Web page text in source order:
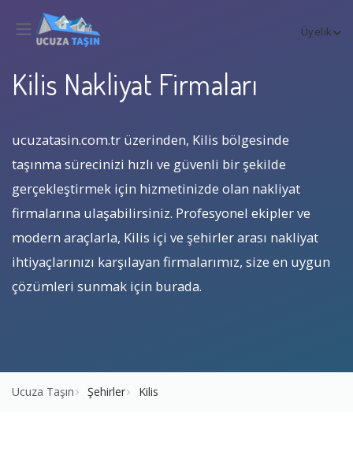
Üyelik
Kilis Nakliyat Firmaları
ucuzatasin.com.tr üzerinden, Kilis bölgesinde
taşınma sürecinizi hızlı ve güvenli bir şekilde
gerçekleştirmek için hizmetinizde olan nakliyat
firmalarına ulaşabilirsiniz. Profesyonel ekipler ve
modern araçlarla, Kilis içi ve şehirler arası nakliyat
ihtiyaçlarınızı karşılayan firmalarımız, size en uygun
çözümleri sunmak için burada.
Ucuza Taşın Şehirler Kilis